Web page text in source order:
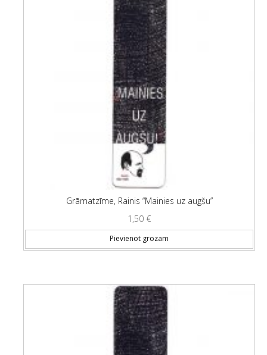
Grāmatzīme, Rainis “Mainies uz augšu”
1,50 €
Pievienot grozam